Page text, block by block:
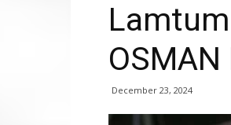
OSMAN
December 23, 2024